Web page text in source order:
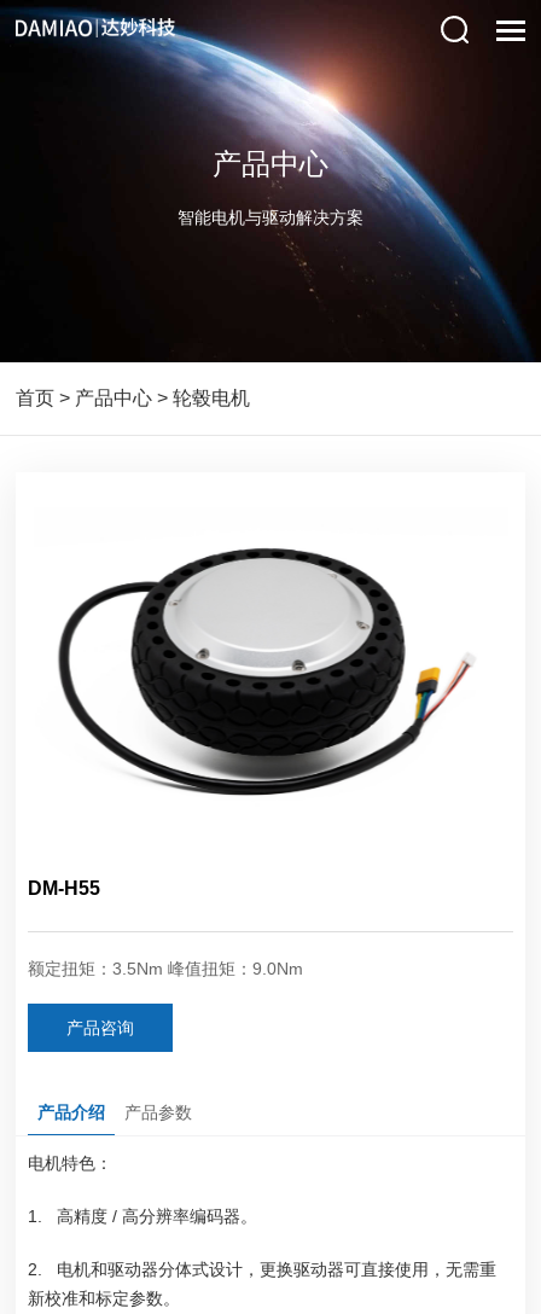
产品中心
智能电机与驱动解决方案
首页 > 产品中心 >轮毂电机
DM-H55
额定扭矩：3.5Nm 峰值扭矩：9.0Nm
产品咨询
产品介绍 产品参数
电机特色：
1. 高精度 / 高分辨率编码器。
2. 电机和驱动器分体式设计，更换驱动器可直接使用，无需重
新校准和标定参数。